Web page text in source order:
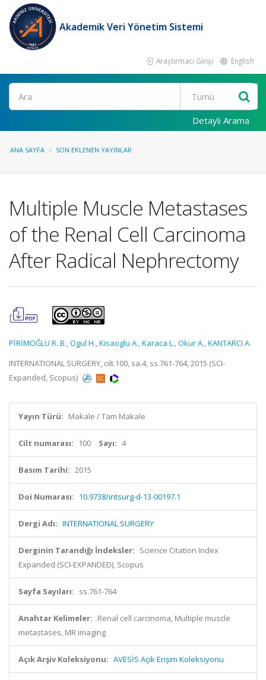
Akademik Veri Yönetim Sistemi
Araştırmacı Girişi English
Ara
Detaylı Arama
ANA SAYFA SON EKLENEN YAYINLAR
Multiple Muscle Metastases
of the Renal Cell Carcinoma
After Radical Nephrectomy
PİRİMOĞLU R. B.,Ogul H.,Kisaoglu A.,Karaca L.,Okur A.,KANTARCI A.
INTERNATIONAL SURGERY, cilt.100, sa.4, ss.761-764, 2015 (SCI-
Expanded, Scopus)
Yayın Türü: Makale / Tam Makale
Cilt numarası: 100 Sayı: 4
Basım Tarihi: 2015
Doi Numarası: 10.9738/intsurg-d-13-00197.1
Dergi Adı: INTERNATIONAL SURGERY
Derginin Tarandığı İndeksler: Science Citation Index
Expanded (SCI-EXPANDED), Scopus
Sayfa Sayıları: ss.761-764
Anahtar Kelimeler: Renal cell carcinoma, Multiple muscle
metastases, MR imaging
Açık Arşiv Koleksiyonu: AVESİS Açık Erişim Koleksiyonu